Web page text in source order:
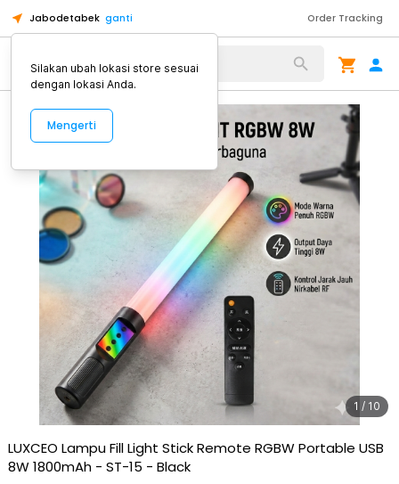
Jabodetabek ganti Order Tracking
Alat Kopi
1 / 10
LUXCEO Lampu Fill Light Stick Remote RGBW Portable USB
8W 1800mAh - ST-15 - Black
Silakan ubah lokasi store sesuai
dengan lokasi Anda.
Mengerti